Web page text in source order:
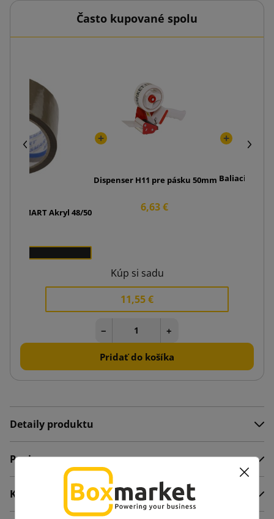
Často kupované spolu
SMART Akryl 48/50
Dispenser H11 pre pásku 50mm
6,63 €
Baliaci nôž
Kúp si sadu
11,55 €
− +
Pridať do košíka
Detaily produktu
Popis
Komentáre